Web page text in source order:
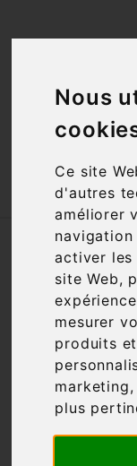
Nous
Ce site
d'autres
améliorer
navigation
activer les
site Web,
mesurer
produits
marketing,
plus

Accueil
Nous nous
occasionnée
Recherchez à